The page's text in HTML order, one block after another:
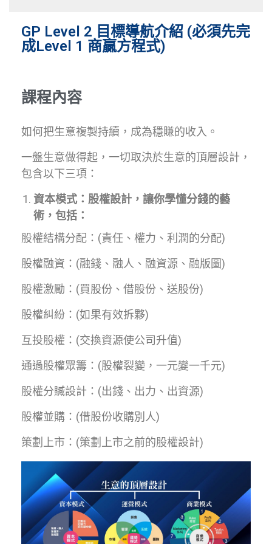
GP Level 2 目標導航介紹 (必須先完
成Level 1 商贏方程式)
課程內容
如何把生意複製持續，成為穩賺的收入。
一盤生意做得起，一切取決於生意的頂層設計，
包含以下三項：
資本模式：股權設計，讓你學懂分錢的藝
術，包括：
股權結構分配：(責任、權力、利潤的分配)
股權融資：(融錢、融人、融資源、融版圖)
股權激勵：(買股份、借股份、送股份)
股權糾紛：(如果有效拆夥)
互投股權：(交換資源使公司升值)
通過股權眾籌：(股權裂變，一元變一千元)
股權分贓設計：(出錢、出力、出資源)
股權並購：(借股份收購別人)
策劃上市：(策劃上市之前的股權設計)